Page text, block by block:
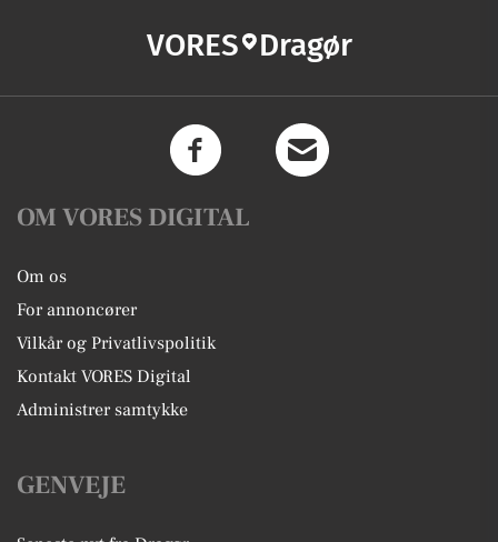
VORES Dragør
OM VORES DIGITAL
Om os
For annoncører
Vilkår og Privatlivspolitik
Kontakt VORES Digital
Administrer samtykke
GENVEJE